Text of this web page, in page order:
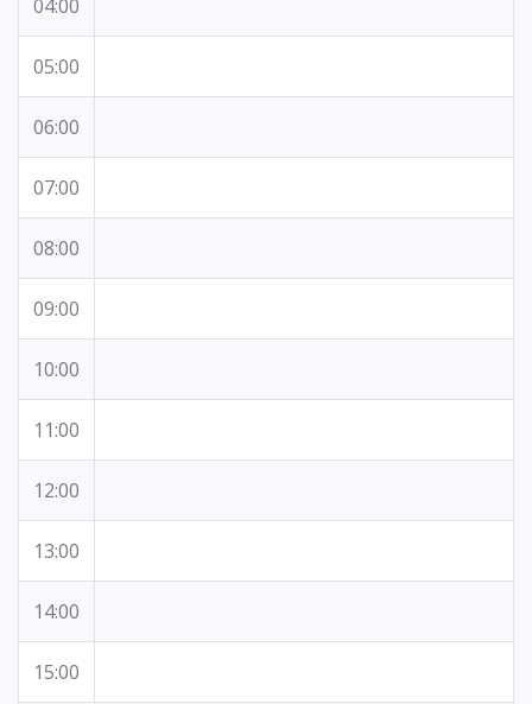
04:00
05:00
06:00
07:00
08:00
09:00
10:00
11:00
12:00
13:00
14:00
15:00